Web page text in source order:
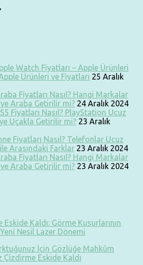
Watch Fiyatları – Apple Ürünleri
Ürünleri ve Fiyatları 25 Aralık
Fiyatları Nasıl? Hangi Markalar
Araba Getirilir mi? 24 Aralık 2024
Fiyatları Nasıl? PlayStation Ucuz
Uçakla Getirilir mi? 23 Aralık
Fiyatları Nasıl? Telefonlar Ucuz
Arasındaki Farklar 23 Aralık 2024
Fiyatları Nasıl? Hangi Markalar
Araba Getirilir mi? 23 Aralık 2024
Eskide Kaldı: Görme Kusurlarının
Nesil Lazer Dönemi
İçin Gözlüğe Mahkûm
Çizdirme Eskide Kaldı